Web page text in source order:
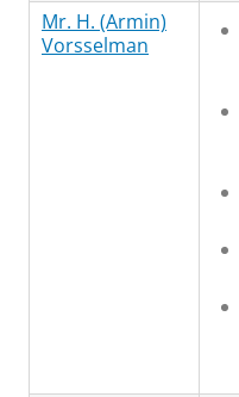
Mr. H. (Armin)
Vorsselman